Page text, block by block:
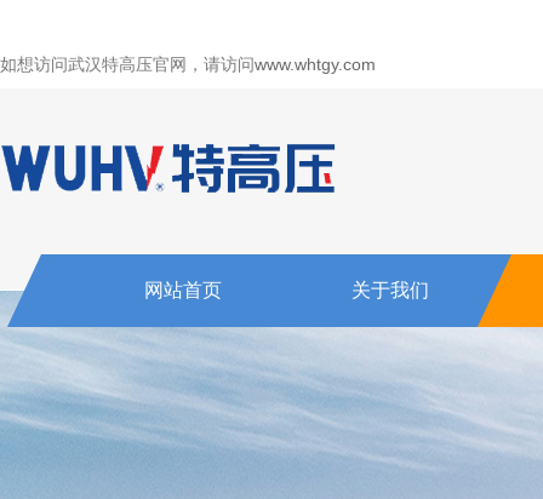
如想访问武汉特高压官网，请访问www.whtgy.com
网站首页 关于我们